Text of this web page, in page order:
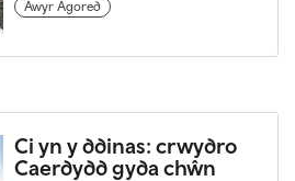
Awyr Agored
Ci yn y ddinas: crwydro
Caerdydd gyda chŵn